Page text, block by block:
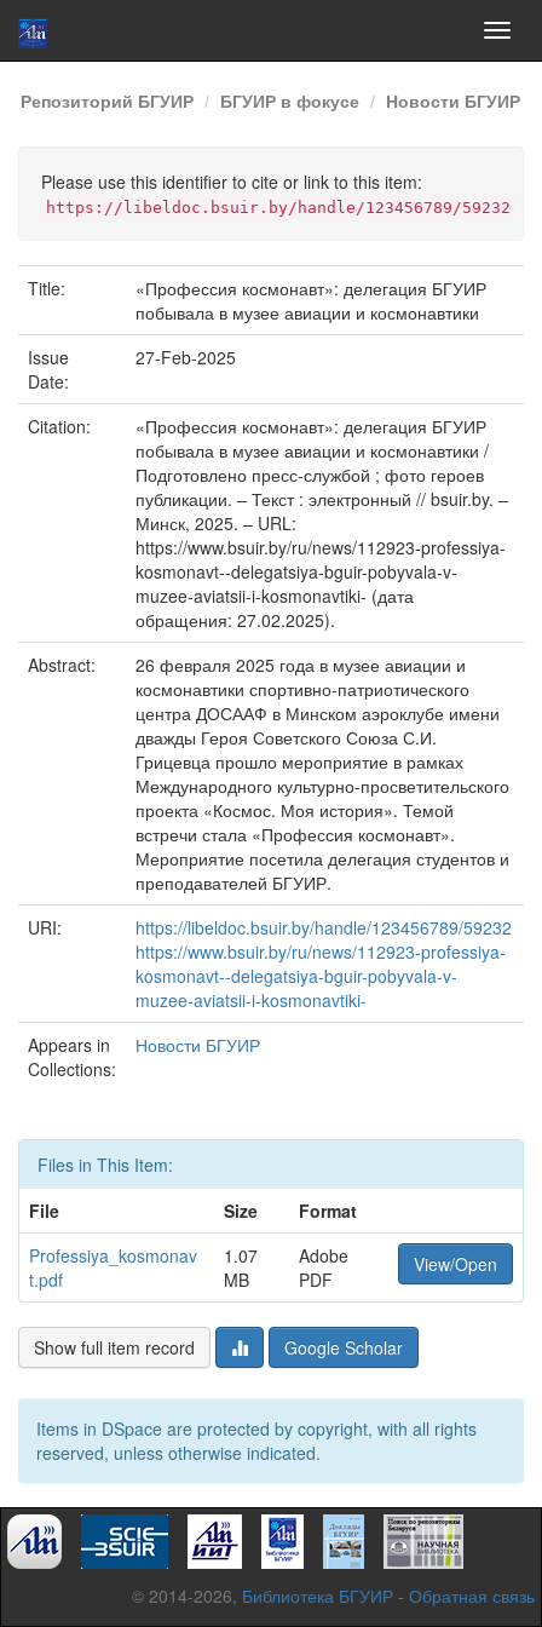
Skip
navigation
Репозиторий БГУИР БГУИР в фокусе Новости БГУИР
Please use this identifier to cite or link to this item:
https://libeldoc.bsuir.by/handle/123456789/59232
Title:
«Профессия космонавт»: делегация БГУИР
побывала в музее авиации и космонавтики
Issue
Date:
27-Feb-2025
Citation:
«Профессия космонавт»: делегация БГУИР
побывала в музее авиации и космонавтики /
Подготовлено пресс-службой ; фото героев
публикации. – Текст : электронный // bsuir.by. –
Минск, 2025. – URL:
https://www.bsuir.by/ru/news/112923-professiya-
kosmonavt--delegatsiya-bguir-pobyvala-v-
muzee-aviatsii-i-kosmonavtiki- (дата
обращения: 27.02.2025).
Abstract:
26 февраля 2025 года в музее авиации и
космонавтики спортивно-патриотического
центра ДОСААФ в Минском аэроклубе имени
дважды Героя Советского Союза С.И.
Грицевца прошло мероприятие в рамках
Международного культурно-просветительского
проекта «Космос. Моя история». Темой
встречи стала «Профессия космонавт».
Мероприятие посетила делегация студентов и
преподавателей БГУИР.
URI:
https://libeldoc.bsuir.by/handle/123456789/59232
https://www.bsuir.by/ru/news/112923-professiya-
kosmonavt--delegatsiya-bguir-pobyvala-v-
muzee-aviatsii-i-kosmonavtiki-
Appears in
Collections:
Новости БГУИР
Files in This Item:
File
Size
Format
Professiya_kosmonav
t.pdf
1.07
MB
Adobe
PDF
View/Open
Show full item record Google Scholar
Items in DSpace are protected by copyright, with all rights
reserved, unless otherwise indicated.
© 2014-2026, Библиотека БГУИР - Обратная связь